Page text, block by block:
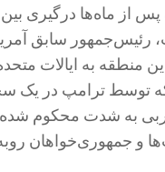
از ماه‌ها درگیری
رئیس‌جمهور سابق
منطقه به ایالات
که توسط ترامپ در یک
به شدت محکوم شده
و جمهوری‌خواهان